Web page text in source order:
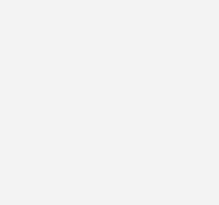
und Essentials.
mit Ihrem Logo oder
was es ideal für
oder als individuelles